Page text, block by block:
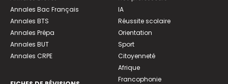
Annales Bac Français
Annales BTS
Annales Prépa
Annales BUT
Annales CRPE
IA
Réussite scolaire
Orientation
Sport
Citoyenneté
Afrique
Francophonie